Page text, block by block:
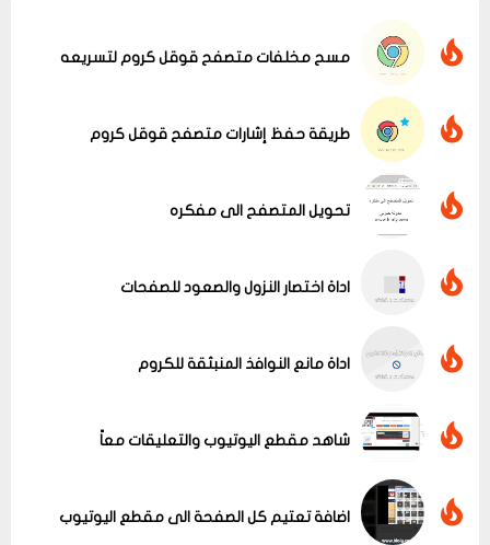
مسح مخلفات متصفح قوقل كروم لتسريعه
طريقة حفظ إشارات متصفح قوقل كروم
تحويل المتصفح الى مفكره
اداة اختصار النزول والصعود للصفحات
اداة مانع النوافذ المنبثقة للكروم
شاهد مقطع اليوتيوب والتعليقات معاً
اضافة تعتيم كل الصفحة الى مقطع اليوتيوب